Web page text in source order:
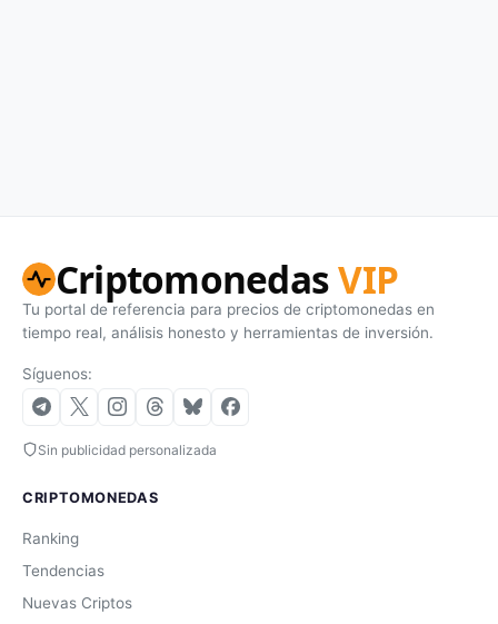
CriptomonedasVIP
Tu portal de referencia para precios de criptomonedas en
tiempo real, análisis honesto y herramientas de inversión.
Síguenos:
Sin publicidad personalizada
CRIPTOMONEDAS
Ranking
Tendencias
Nuevas Criptos